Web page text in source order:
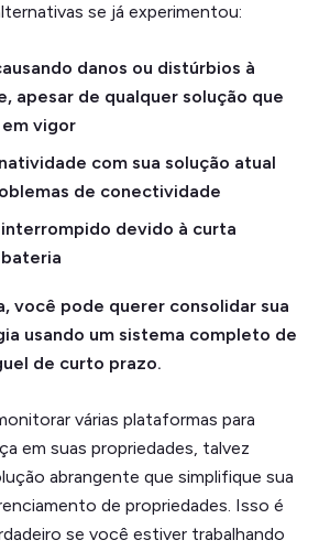
se já experimentou:
danos ou distúrbios à
apesar de qualquer solução que
vigor
com sua solução atual
de conectividade
devido à curta
você pode querer consolidar sua
usando um sistema completo de
de curto prazo.
várias plataformas para
em suas propriedades, talvez
abrangente que simplifique sua
de propriedades. Isso é
se você estiver trabalhando